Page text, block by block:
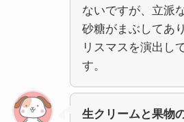
ないですが、立派
砂糖がまぶしてあ
リスマスを演出し
す。
生クリームと果物